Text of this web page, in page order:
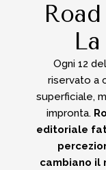
Ogni 12
riservato a
superficiale,
impronta.
editoriale
cambiano il